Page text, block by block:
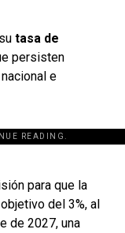
tasa de
persisten
e
READING.
para que la
del 3%, al
de 2027, una